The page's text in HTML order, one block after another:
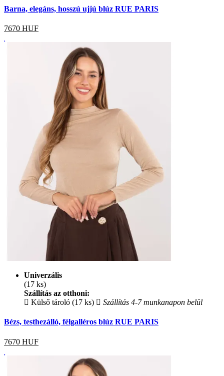
Barna, elegáns, hosszú ujjú blúz RUE PARIS
7670 HUF
Univerzális
(17 ks)
Szállítás az otthoni:
Külső tároló (17 ks)
Szállítás 4-7 munkanapon belül
Bézs, testhezálló, félgalléros blúz RUE PARIS
7670 HUF